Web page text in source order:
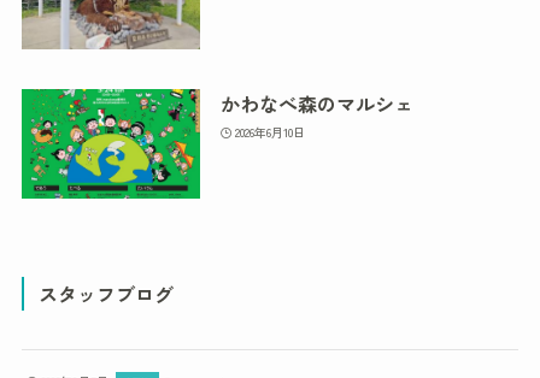
かわなべ森のマルシェ
2026年6月10日
スタッフブログ